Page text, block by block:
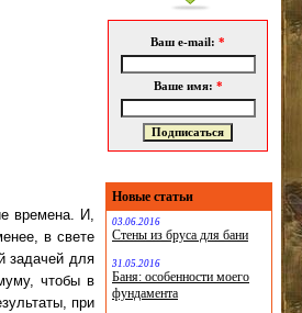
времена. И,
в свете
задачей для
чтобы в
при
Ваш e-mail: *
Ваше имя: *
Новые статьи
03.06.2016
Стены из бруса для бани
31.05.2016
Баня: особенности моего
фундамента